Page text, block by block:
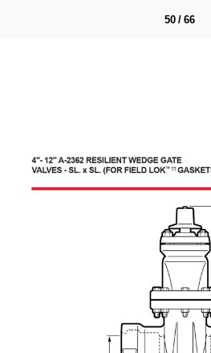
50 / 66